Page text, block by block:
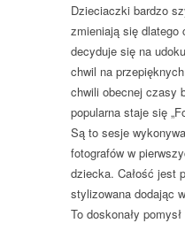
Dzieciaczki bardzo
zmieniają się dlatego
decyduje się na
chwil na
chwili obecnej czasy
popularna staje się
Są to sesje
fotografów w
dziecka. Całość jest
stylizowana dodając
To doskonały